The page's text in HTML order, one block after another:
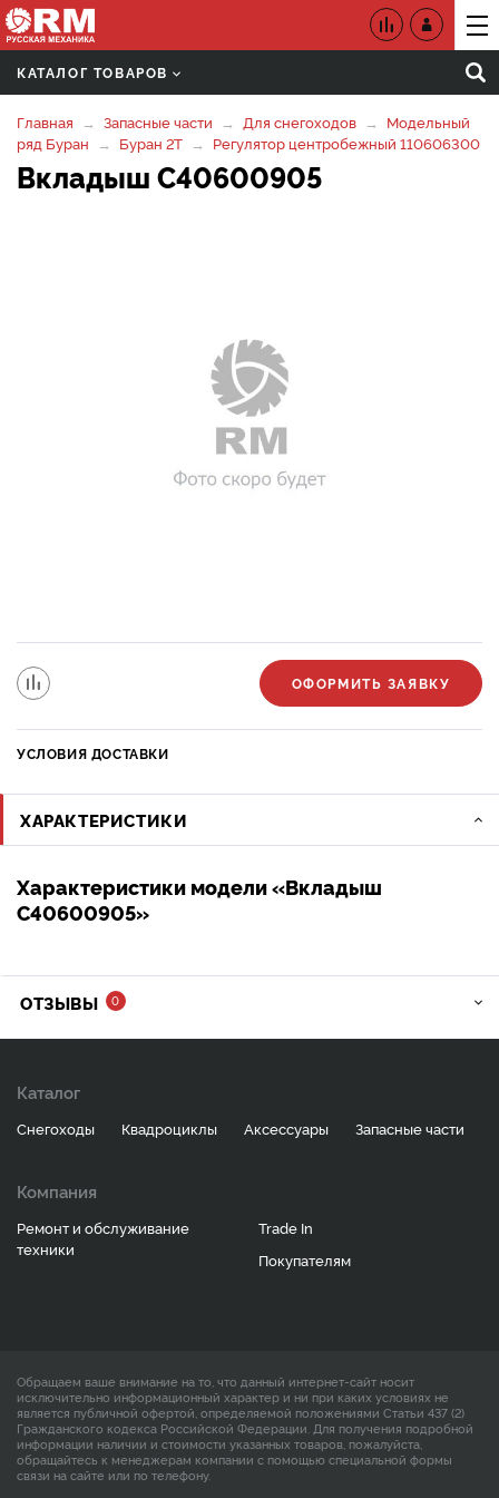
КАТАЛОГ ТОВАРОВ
Главная Запасные части Для снегоходов
Модельный
ряд Буран
Буран 2Т Регулятор центробежный 110606300
Вкладыш C40600905
ОФОРМИТЬ ЗАЯВКУ
УСЛОВИЯ ДОСТАВКИ
ХАРАКТЕРИСТИКИ
Характеристики модели «Вкладыш
C40600905»
ОТЗЫВЫ 0
Каталог
Снегоходы Квадроциклы Аксессуары Запасные части
Компания
Ремонт и обслуживание
техники
Trade In
Покупателям
Обращаем ваше внимание на то, что данный интернет-сайт носит
исключительно информационный характер и ни при каких условиях не
является публичной офертой, определяемой положениями Статьи 437 (2)
Гражданского кодекса Российской Федерации. Для получения подробной
информации наличии и стоимости указанных товаров, пожалуйста,
обращайтесь к менеджерам компании с помощью специальной формы
связи на сайте или по телефону.